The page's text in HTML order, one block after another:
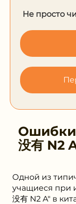
Не просто
Ошибки
没有 N2
Одной из
учащиеся при
没有 N2 A" в